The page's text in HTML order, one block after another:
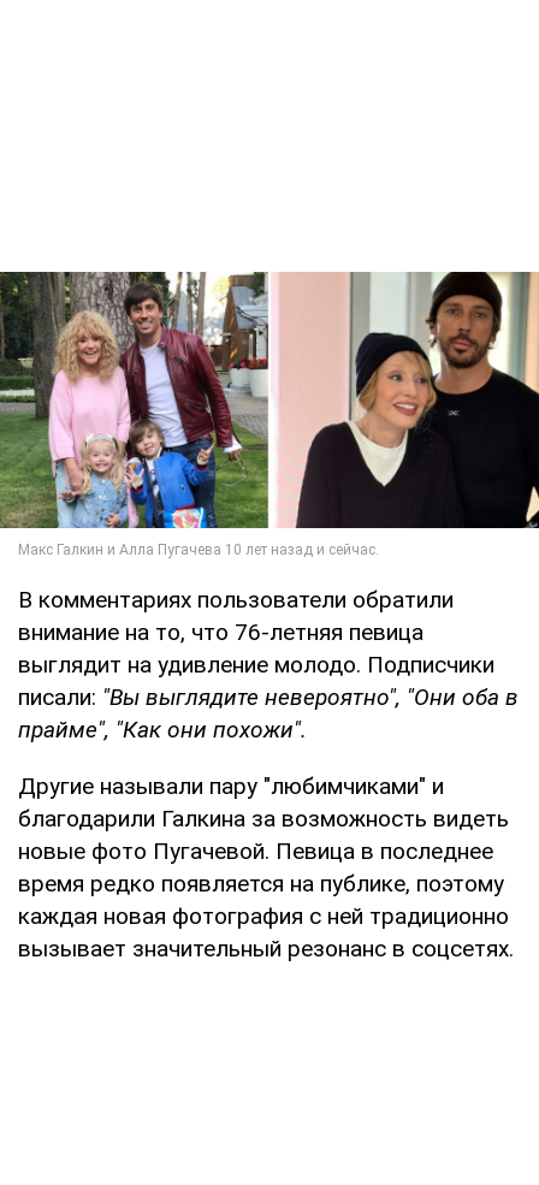
В комментариях пользователи обратили
внимание на то, что 76-летняя певица
выглядит на удивление молодо. Подписчики
писали: "Вы выглядите невероятно", "Они оба в
прайме", "Как они похожи".
Другие называли пару "любимчиками" и
благодарили Галкина за возможность видеть
новые фото Пугачевой. Певица в последнее
время редко появляется на публике, поэтому
каждая новая фотография с ней традиционно
вызывает значительный резонанс в соцсетях.